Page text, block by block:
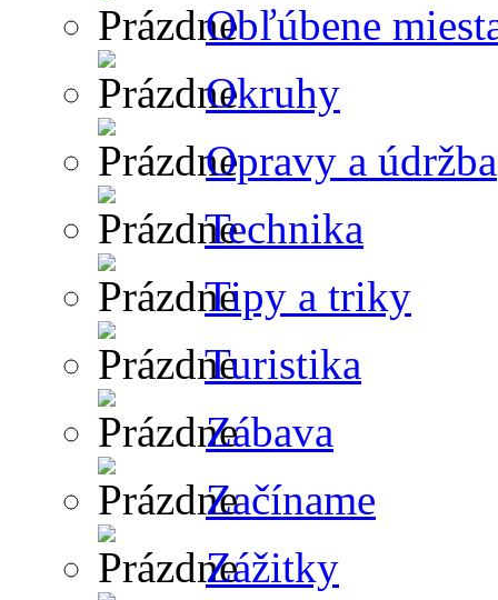
Obľúbene
Okruhy
Opravy a údržba
Technika
Tipy a triky
Turistika
Zábava
Začíname
Zážitky